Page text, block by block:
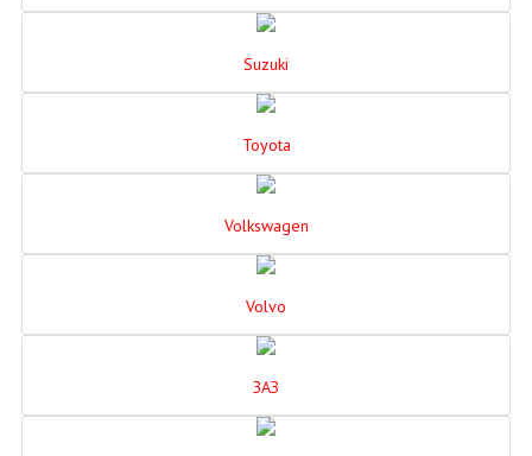
Suzuki
Toyota
Volkswagen
Volvo
ЗАЗ